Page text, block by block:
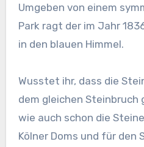
Umgeben von einem
Park ragt der im Jahr
in den blauen Himmel.
Wusstet ihr, dass die
dem gleichen Steinbruch
wie auch schon die
Kölner Doms und für den